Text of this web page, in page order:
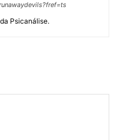
Psicanálise.